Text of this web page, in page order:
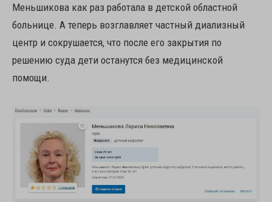
Меньшикова как раз работала в детской областной
больнице. А теперь возглавляет частный диализный
центр и сокрушается, что после его закрытия по
решению суда дети останутся без медицинской
помощи.